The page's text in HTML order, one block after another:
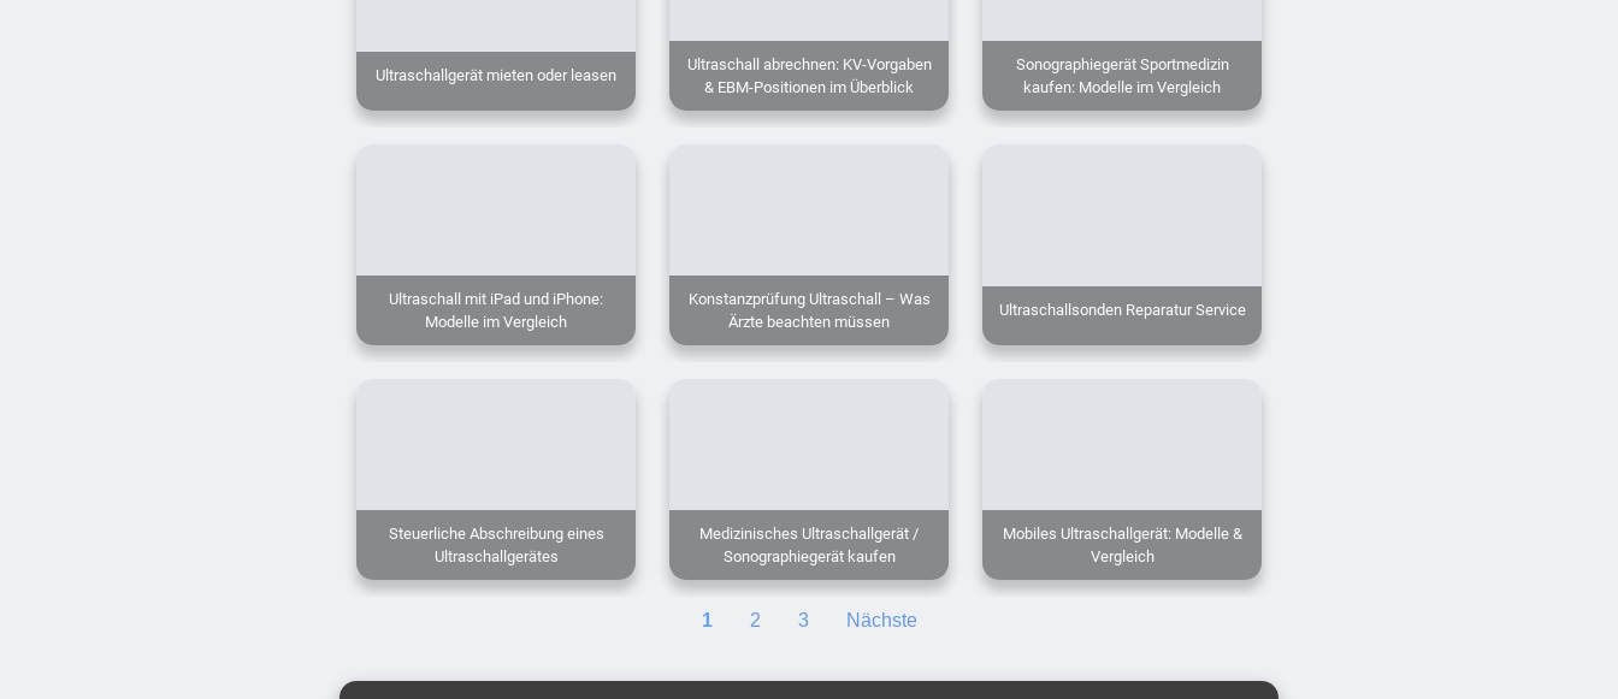
Ultraschallgerät mieten oder leasen
Ultraschall abrechnen: KV-Vorgaben
& EBM-Positionen im Überblick
Sonographiegerät Sportmedizin
kaufen: Modelle im Vergleich
Ultraschall mit iPad und iPhone:
Modelle im Vergleich
Konstanzprüfung Ultraschall – Was
Ärzte beachten müssen
Ultraschallsonden Reparatur Service
Steuerliche Abschreibung eines
Ultraschallgerätes
Medizinisches Ultraschallgerät /
Sonographiegerät kaufen
Mobiles Ultraschallgerät: Modelle &
Vergleich
1 2 3 Nächste